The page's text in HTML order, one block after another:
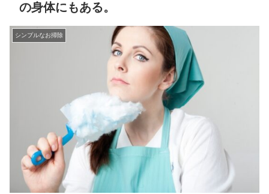
の身体にもある。
シンプルなお掃除